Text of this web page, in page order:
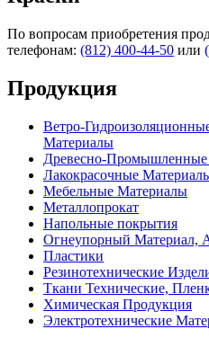
По вопросам приобретения
телефонам: (812) 400-44-50 или
Продукция
Ветро-
Материалы
Древесно-
Лакокрасочные
Мебельные Материалы
Металлопрокат
Напольные покрытия
Огнеупорный Материал,
Пластики
Резинотехнические
Ткани Технические,
Химическая Продукция
Электротехнические